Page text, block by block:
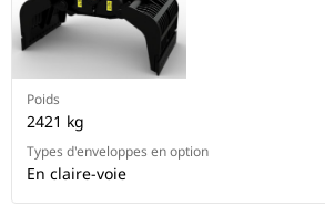
Poids
2421 kg
Types d'enveloppes en option
En claire-voie